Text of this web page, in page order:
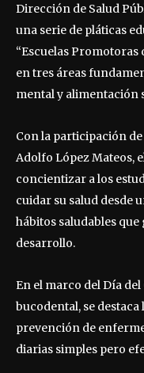
Dirección de Salud
una serie de pláticas
“Escuelas Promotoras
en tres áreas
mental y alimentación
Con la participación
Adolfo López Mateos,
concientizar a los
cuidar su salud desde
hábitos saludables
desarrollo.
En el marco del Día
bucodental, se
prevención de
diarias simples pero